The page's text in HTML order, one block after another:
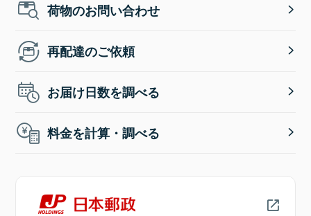
荷物のお問い合わせ
再配達のご依頼
お届け日数を調べる
料金を計算・調べる